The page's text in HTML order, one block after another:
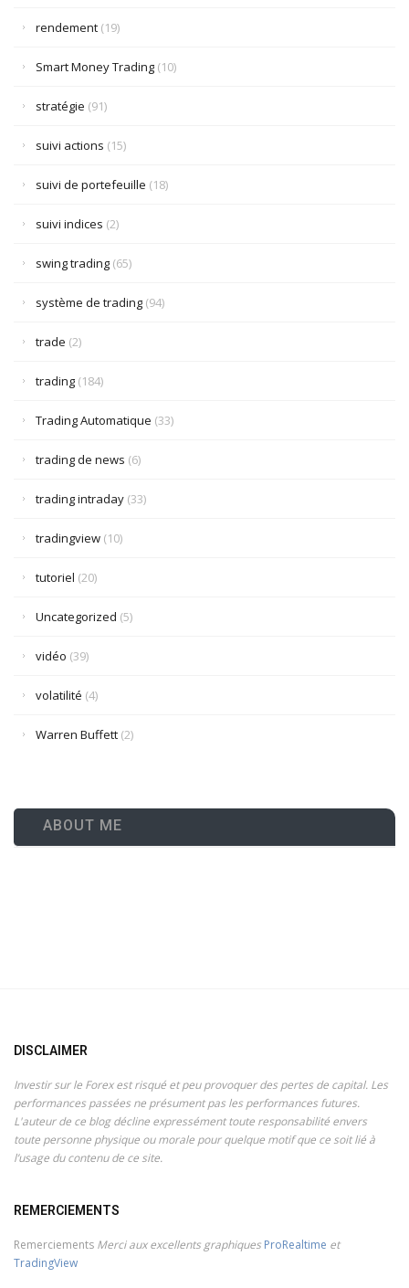
rendement (19)
Smart Money Trading (10)
stratégie (91)
suivi actions (15)
suivi de portefeuille (18)
suivi indices (2)
swing trading (65)
système de trading (94)
trade (2)
trading (184)
Trading Automatique (33)
trading de news (6)
trading intraday (33)
tradingview (10)
tutoriel (20)
Uncategorized (5)
vidéo (39)
volatilité (4)
Warren Buffett (2)
ABOUT ME
DISCLAIMER
Investir sur le Forex est risqué et peu provoquer des pertes de capital. Les
performances passées ne présument pas les performances futures.
L'auteur de ce blog décline expressément toute responsabilité envers
toute personne physique ou morale pour quelque motif que ce soit lié à
l’usage du contenu de ce site.
REMERCIEMENTS
Remerciements Merci aux excellents graphiques ProRealtime et
TradingView